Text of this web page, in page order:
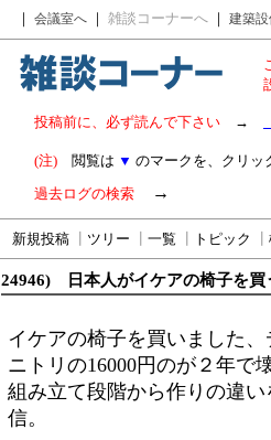
｜ 会議室へ ｜ 雑談コーナーへ ｜ 建築
投稿前に、必ず読んで下さい →
(注) 閲覧は ▼ のマークを、クリッ
過去ログの検索 →
新規投稿 ツリー 一覧 トピック
24946) 日本人がイケアの椅子を買
イケアの椅子を買いました
ニトリの16000円のが２年で
組み立て段階から作りの違
信。